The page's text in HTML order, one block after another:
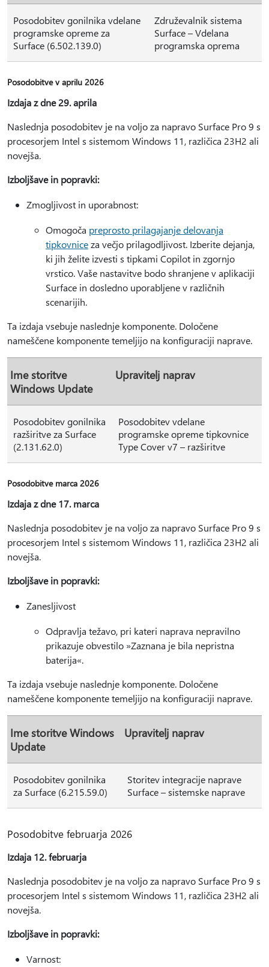
Posodobitev gonilnika vdelane
programske opreme za
Surface (6.502.139.0)
Združevalnik sistema
Surface – Vdelana
programska oprema
Posodobitve v aprilu 2026
Izdaja z dne 29. aprila
Naslednja posodobitev je na voljo za napravo Surface Pro 9 s
procesorjem Intel s sistemom Windows 11, različica 23H2 ali
novejša.
Izboljšave in popravki:
Zmogljivost in uporabnost:
Omogoča preprosto prilagajanje delovanja
tipkovniceza večjo prilagodljivost. Izberite dejanja,
ki jih želite izvesti s tipkami Copilot in zgornjo
vrstico. Vaše nastavitve bodo shranjene v aplikaciji
Surface in dosledno uporabljene v različnih
scenarijih.
Ta izdaja vsebuje naslednje komponente. Določene
nameščene komponente temeljijo na konfiguraciji naprave.
Ime storitve
Windows Update
Upravitelj naprav
Posodobitev gonilnika
razširitve za Surface
(2.131.62.0)
Posodobitev vdelane
programske opreme tipkovnice
Type Cover v7 – razširitve
Posodobitve marca 2026
Izdaja z dne 17. marca
Naslednja posodobitev je na voljo za napravo Surface Pro 9 s
procesorjem Intel s sistemom Windows 11, različica 23H2 ali
novejša.
Izboljšave in popravki:
Zanesljivost
Odpravlja težavo, pri kateri naprava nepravilno
prikazuje obvestilo »Zaznana je bila nepristna
baterija«.
Ta izdaja vsebuje naslednje komponente. Določene
nameščene komponente temeljijo na konfiguraciji naprave.
Ime storitve Windows
Update
Upravitelj naprav
Posodobitev gonilnika
za Surface (6.215.59.0)
Storitev integracije naprave
Surface – sistemske naprave
Posodobitve februarja 2026
Izdaja 12. februarja
Naslednja posodobitev je na voljo za napravo Surface Pro 9 s
procesorjem Intel s sistemom Windows 11, različica 23H2 ali
novejša.
Izboljšave in popravki:
Varnost: